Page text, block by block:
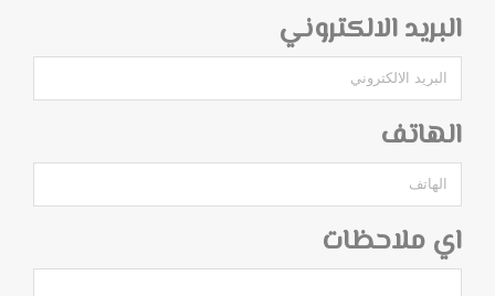
البريد الالكتروني
الهاتف
اي ملاحظات